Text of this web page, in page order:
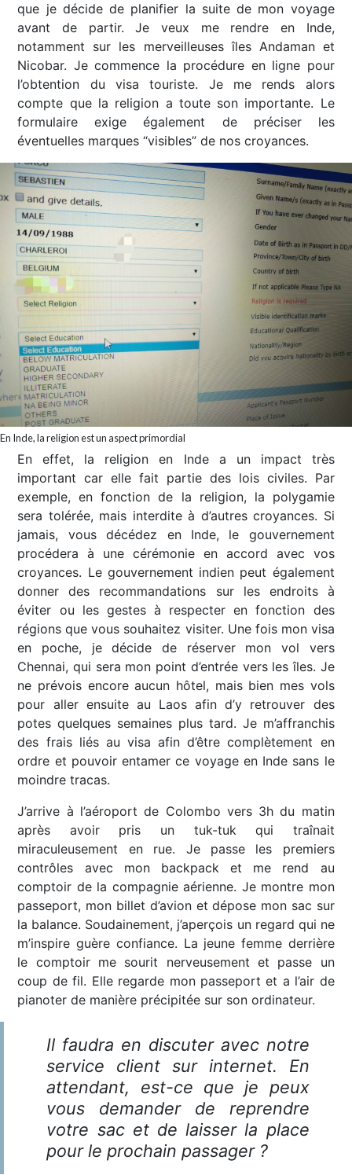
que je décide de planifier la suite de mon voyage
avant de partir. Je veux me rendre en Inde,
notamment sur les merveilleuses îles Andaman et
Nicobar. Je commence la procédure en ligne pour
l’obtention du visa touriste. Je me rends alors
compte que la religion a toute son importante. Le
formulaire exige également de préciser les
éventuelles marques “visibles” de nos croyances.
En Inde, la religion est un aspect primordial
En effet, la religion en Inde a un impact très
important car elle fait partie des lois civiles. Par
exemple, en fonction de la religion, la polygamie
sera tolérée, mais interdite à d’autres croyances. Si
jamais, vous décédez en Inde, le gouvernement
procédera à une cérémonie en accord avec vos
croyances. Le gouvernement indien peut également
donner des recommandations sur les endroits à
éviter ou les gestes à respecter en fonction des
régions que vous souhaitez visiter. Une fois mon visa
en poche, je décide de réserver mon vol vers
Chennai, qui sera mon point d’entrée vers les îles. Je
ne prévois encore aucun hôtel, mais bien mes vols
pour aller ensuite au Laos afin d’y retrouver des
potes quelques semaines plus tard. Je m’affranchis
des frais liés au visa afin d’être complètement en
ordre et pouvoir entamer ce voyage en Inde sans le
moindre tracas.
J’arrive à l’aéroport de Colombo vers 3h du matin
après avoir pris un tuk-tuk qui traînait
miraculeusement en rue. Je passe les premiers
contrôles avec mon backpack et me rend au
comptoir de la compagnie aérienne. Je montre mon
passeport, mon billet d’avion et dépose mon sac sur
la balance. Soudainement, j’aperçois un regard qui ne
m’inspire guère confiance. La jeune femme derrière
le comptoir me sourit nerveusement et passe un
coup de fil. Elle regarde mon passeport et a l’air de
pianoter de manière précipitée sur son ordinateur.
Il faudra en discuter avec notre
service client sur internet. En
attendant, est-ce que je peux
vous demander de reprendre
votre sac et de laisser la place
pour le prochain passager ?